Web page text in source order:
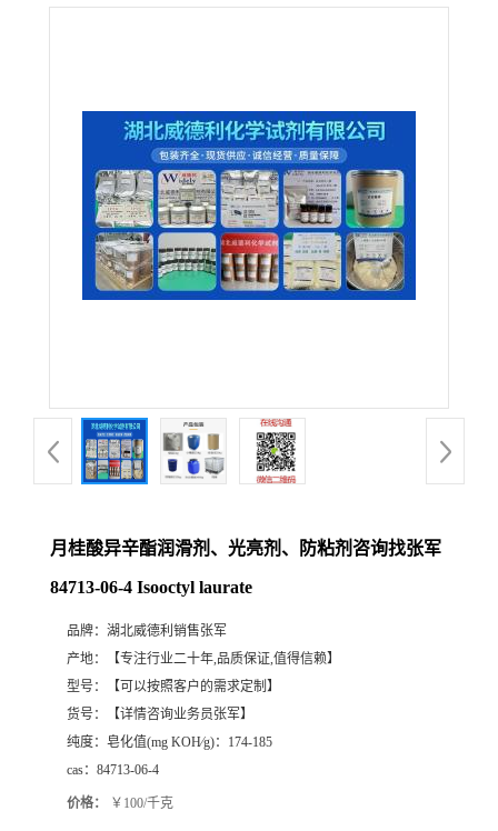
月桂酸异辛酯润滑剂、光亮剂、防粘剂咨询找张军
84713-06-4 Isooctyl laurate
品牌： 湖北威德利销售张军
产地：
【专注行业二十年,品质保证,值得信赖】
型号：
【可以按照客户的需求定制】
货号：
【详情咨询业务员张军】
纯度： 皂化值(mg KOH∕g)：174-185
cas： 84713-06-4
价格： ￥100/千克